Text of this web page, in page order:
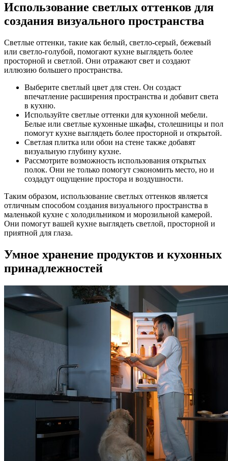
Использование светлых оттенков для
создания визуального пространства
Светлые оттенки, такие как белый, светло-серый, бежевый
или светло-голубой, помогают кухне выглядеть более
просторной и светлой. Они отражают свет и создают
иллюзию большего пространства.
Выберите светлый цвет для стен. Он создаст
впечатление расширения пространства и добавит света
в кухню.
Используйте светлые оттенки для кухонной мебели.
Белые или светлые кухонные шкафы, столешницы и пол
помогут кухне выглядеть более просторной и открытой.
Светлая плитка или обои на стене также добавят
визуальную глубину кухне.
Рассмотрите возможность использования открытых
полок. Они не только помогут сэкономить место, но и
создадут ощущение простора и воздушности.
Таким образом, использование светлых оттенков является
отличным способом создания визуального пространства в
маленькой кухне с холодильником и морозильной камерой.
Они помогут вашей кухне выглядеть светлой, просторной и
приятной для глаза.
Умное хранение продуктов и кухонных
принадлежностей